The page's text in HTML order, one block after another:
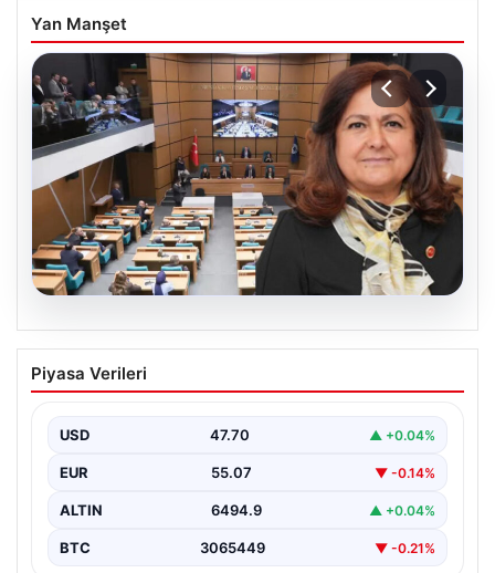
Yan Manşet
05.08.2026
Üsküdar Belediyesi’nde başkanvekili
Sibel Tan Çetinkaya oldu
Piyasa Verileri
USD 47.70 ▲ +0.04%
EUR 55.07 ▼ -0.14%
ALTIN 6494.9 ▲ +0.04%
BTC 3065449 ▼ -0.21%